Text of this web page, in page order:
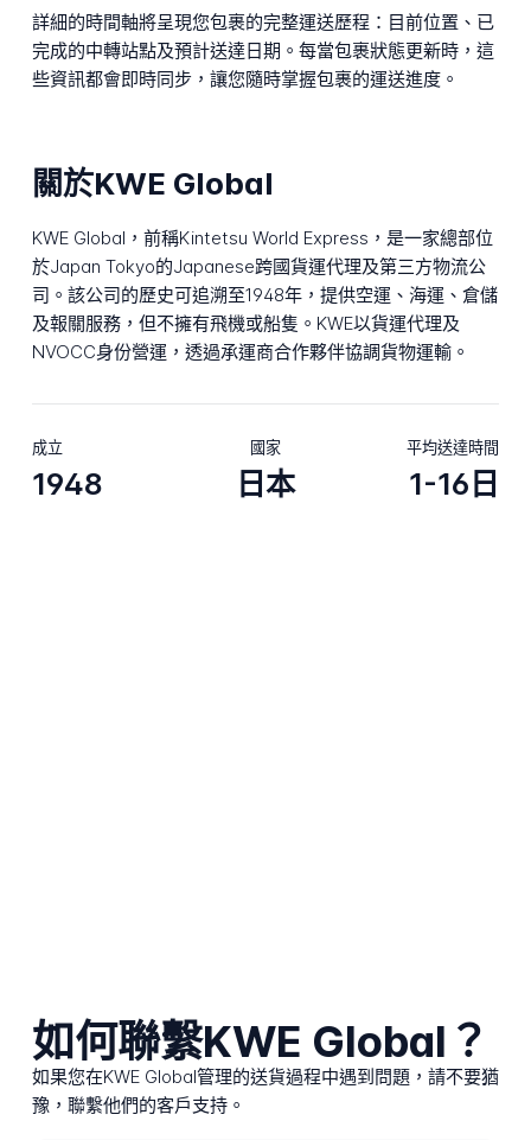
詳細的時間軸將呈現您包裹的完整運送歷程：目前位置、已
完成的中轉站點及預計送達日期。每當包裹狀態更新時，這
些資訊都會即時同步，讓您隨時掌握包裹的運送進度。
關於KWE Global
KWE Global，前稱Kintetsu World Express，是一家總部位
於Japan Tokyo的Japanese跨國貨運代理及第三方物流公
司。該公司的歷史可追溯至1948年，提供空運、海運、倉儲
及報關服務，但不擁有飛機或船隻。KWE以貨運代理及
NVOCC身份營運，透過承運商合作夥伴協調貨物運輸。
成立
1948
國家
日本
平均送達時間
1-16日
如何聯繫KWE Global？
如果您在KWE Global管理的送貨過程中遇到問題，請不要猶
豫，聯繫他們的客戶支持。